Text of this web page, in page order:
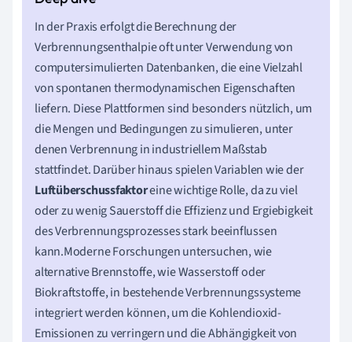
In der Praxis erfolgt die Berechnung der
Verbrennungsenthalpie oft unter Verwendung von
computersimulierten Datenbanken, die eine Vielzahl
von spontanen thermodynamischen Eigenschaften
liefern. Diese Plattformen sind besonders nützlich, um
die Mengen und Bedingungen zu simulieren, unter
denen Verbrennung in industriellem Maßstab
stattfindet. Darüber hinaus spielen Variablen wie der
Luftüberschussfaktoreine wichtige Rolle, da zu viel
oder zu wenig Sauerstoff die Effizienz und Ergiebigkeit
des Verbrennungsprozesses stark beeinflussen
kann.Moderne Forschungen untersuchen, wie
alternative Brennstoffe, wie Wasserstoff oder
Biokraftstoffe, in bestehende Verbrennungssysteme
integriert werden können, um die Kohlendioxid-
Emissionen zu verringern und die Abhängigkeit von